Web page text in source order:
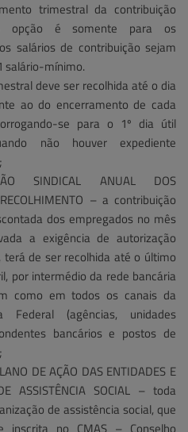
trimestral da contribuição
opção é somente para os
salários de contribuição sejam
salário-mínimo.
deve ser recolhida até o dia
ao do encerramento de cada
se para o 1º dia útil
não houver expediente
SINDICAL ANUAL DOS
– a contribuição
dos empregados no mês
a exigência de autorização
terá de ser recolhida até o último
por intermédio da rede bancária
como em todos os canais da
Federal (agências, unidades
bancários e postos de
DE AÇÃO DAS ENTIDADES E
ASSISTÊNCIA SOCIAL – toda
de assistência social, que